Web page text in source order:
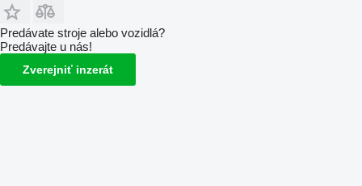
Predávate stroje alebo vozidlá?
Predávajte u nás!
Zverejniť inzerát